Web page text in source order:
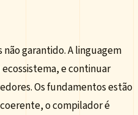
garantido. A linguagem
e continuar
Os fundamentos estão
o compilador é